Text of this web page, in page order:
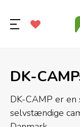
DK-
DK-CAMP er en
selvstændige